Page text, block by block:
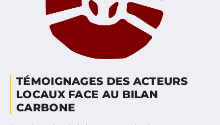
TÉMOIGNAGES DES ACTEURS
LOCAUX FACE AU BILAN
CARBONE